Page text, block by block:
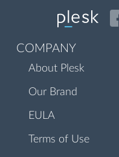
COMPANY
About Plesk
Our Brand
EULA
Terms of Use